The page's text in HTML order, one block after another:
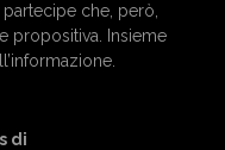
che, però,
propositiva. Insieme
di